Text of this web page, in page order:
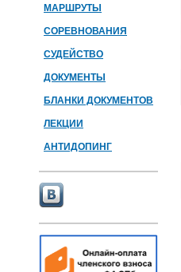
МАРШРУТЫ
СОРЕВНОВАНИЯ
СУДЕЙСТВО
ДОКУМЕНТЫ
БЛАНКИ ДОКУМЕНТОВ
ЛЕКЦИИ
АНТИДОПИНГ